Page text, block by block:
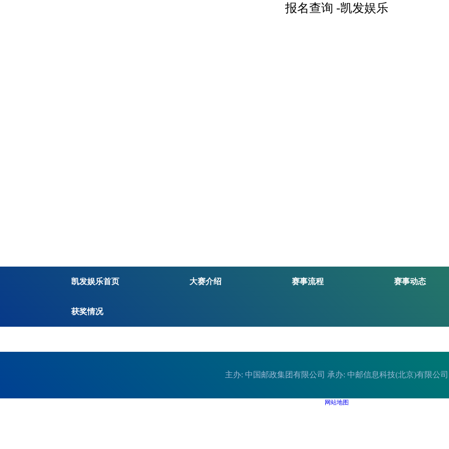
报名查询 -凯发娱乐
凯发娱乐首页 大赛介绍 赛事流程 赛事动态
获奖情况
主办: 中国邮政集团有限公司 承办: 中邮信息科技(北京)有限公司
网站地图